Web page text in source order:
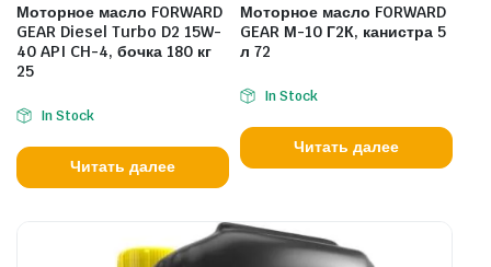
Моторное масло FORWARD
GEAR Diesel Turbo D2 15W-
40 API CH-4, бочка 180 кг
25
In Stock
Читать далее
Моторное масло FORWARD
GEAR М-10 Г2К, канистра 5
л 72
In Stock
Читать далее